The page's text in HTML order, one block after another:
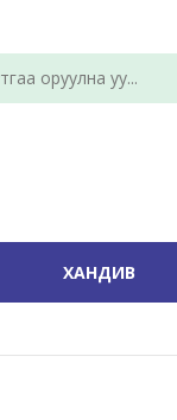
ХАНДИВ